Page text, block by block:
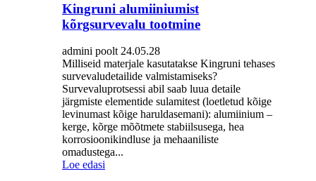
Kingruni alumiiniumist
kõrgsurvevalu tootmine
admini poolt 24.05.28
Milliseid materjale kasutatakse Kingruni tehases
survevaludetailide valmistamiseks?
Survevaluprotsessi abil saab luua detaile
järgmiste elementide sulamitest (loetletud kõige
levinumast kõige haruldasemani): alumiinium –
kerge, kõrge mõõtmete stabiilsusega, hea
korrosioonikindluse ja mehaaniliste
omadustega...
Loe edasi